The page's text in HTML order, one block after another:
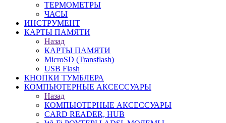
ТЕРМОМЕТРЫ
ЧАСЫ
ИНСТРУМЕНТ
КАРТЫ ПАМЯТИ
Назад
КАРТЫ ПАМЯТИ
MicroSD (Transflash)
USB Flash
КНОПКИ ТУМБЛЕРА
КОМПЬЮТЕРНЫЕ АКСЕССУАРЫ
Назад
КОМПЬЮТЕРНЫЕ АКСЕССУАРЫ
CARD READER, HUB